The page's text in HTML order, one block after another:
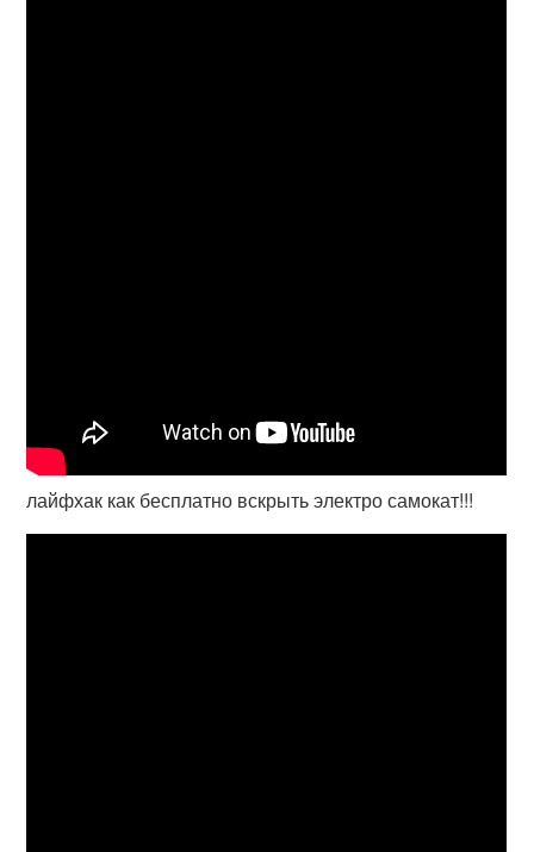
лайфхак как бесплатно вскрыть электро самокат!!!